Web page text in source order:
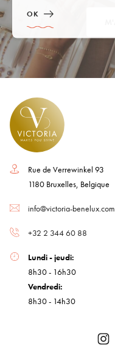
Rue de Verrewinkel 93
1180 Bruxelles, Belgique
info@victoria-benelux.com
+32 2 344 60 88
Lundi - jeudi:
8h30 - 16h30
Vendredi:
8h30 - 14h30
OK